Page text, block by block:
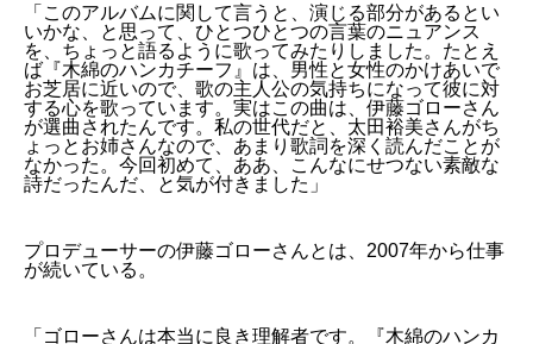
「このアルバムに関して言うと、演じる部分があるとい
いかな、と思って、ひとつひとつの言葉のニュアンス
を、ちょっと語るように歌ってみたりしました。たとえ
ば『木綿のハンカチーフ』は、男性と女性のかけあいで
お芝居に近いので、歌の主人公の気持ちになって彼に対
する心を歌っています。実はこの曲は、伊藤ゴローさん
が選曲されたんです。私の世代だと、太田裕美さんがち
ょっとお姉さんなので、あまり歌詞を深く読んだことが
なかった。今回初めて、ああ、こんなにせつない素敵な
詩だったんだ、と気が付きました」
プロデューサーの伊藤ゴローさんとは、2007年から仕事
が続いている。
「ゴローさんは本当に良き理解者です。『木綿のハンカ